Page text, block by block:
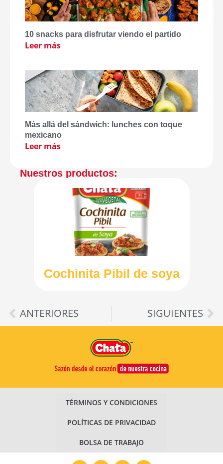
10 snacks para disfrutar viendo el partido
Leer más
Más allá del sándwich: lunches con toque
mexicano
Leer más
Nuestros productos:
Cochinita Pibil de soya
ANTERIORES SIGUIENTES
TÉRMINOS Y CONDICIONES
POLÍTICAS DE PRIVACIDAD
BOLSA DE TRABAJO